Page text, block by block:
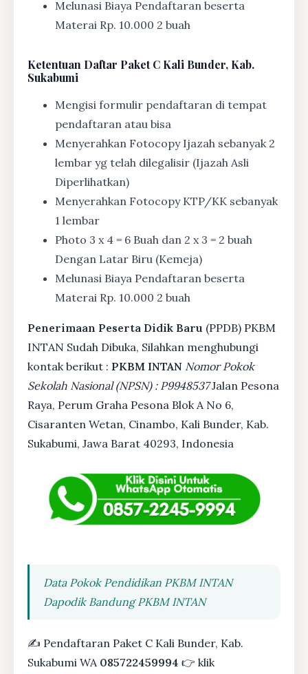
Melunasi Biaya Pendaftaran beserta
Materai Rp. 10.000 2 buah
Ketentuan Daftar Paket C Kali Bunder, Kab.
Sukabumi
Mengisi formulir pendaftaran di tempat
pendaftaran atau bisa
Menyerahkan Fotocopy Ijazah sebanyak 2
lembar yg telah dilegalisir (Ijazah Asli
Diperlihatkan)
Menyerahkan Fotocopy KTP/KK sebanyak
1 lembar
Photo 3 x 4 = 6 Buah dan 2 x 3 = 2 buah
Dengan Latar Biru (Kemeja)
Melunasi Biaya Pendaftaran beserta
Materai Rp. 10.000 2 buah
Penerimaan Peserta Didik Baru (PPDB) PKBM
INTAN Sudah Dibuka, Silahkan menghubungi
kontak berikut : PKBM INTAN Nomor Pokok
Sekolah Nasional (NPSN) : P9948537Jalan Pesona
Raya, Perum Graha Pesona Blok A No 6,
Cisaranten Wetan, Cinambo, Kali Bunder, Kab.
Sukabumi, Jawa Barat 40293, Indonesia
Data Pokok Pendidikan PKBM INTAN
Dapodik Bandung PKBM INTAN
✍ Pendaftaran Paket C Kali Bunder, Kab.
Sukabumi WA 085722459994 👉 klik